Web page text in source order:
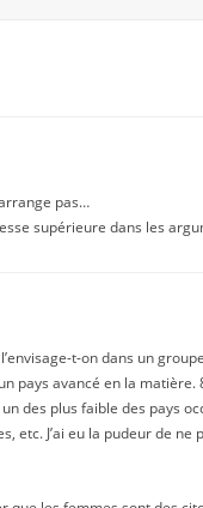
pas…
supérieure dans les
t-on dans un
pays avancé en la
des plus faible des pays
J’ai eu la pudeur de